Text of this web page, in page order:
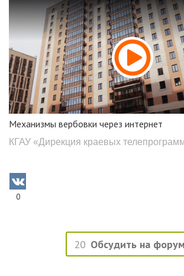
Механизмы вербовки через интернет
КГАУ «Дирекция краевых
0
20 Обсудить на